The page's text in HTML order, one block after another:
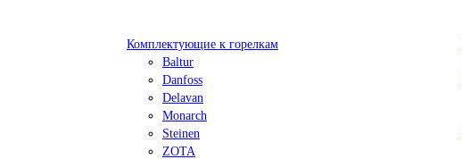
Комплектующие к горелкам
Baltur
Danfoss
Delavan
Monarch
Steinen
ZOTA